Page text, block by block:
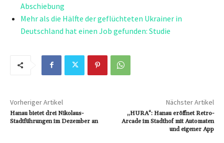
Abschiebung
Mehr als die Hälfte der geflüchteten Ukrainer in
Deutschland hat einen Job gefunden: Studie
Vorheriger Artikel
Hanau bietet drei Nikolaus-
Stadtführungen im Dezember an
Nächster Artikel
„HURA“: Hanau eröffnet Retro-
Arcade im Stadthof mit Automaten
und eigener App